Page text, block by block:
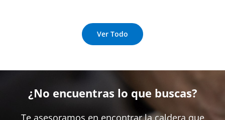
Ver Todo
¿No encuentras lo que buscas?
Te asesoramos en encontrar la caldera que